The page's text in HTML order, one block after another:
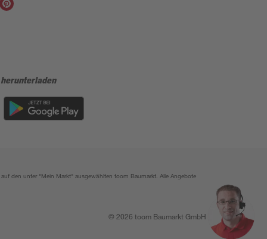
den unter "Mein Markt" ausgewählten toom Baumarkt. Alle Angebote
© 2026 toom Baumarkt GmbH